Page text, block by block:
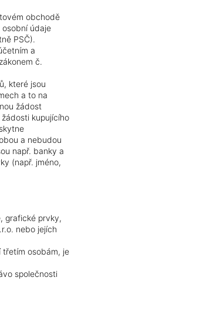
obchodě
údaje
PSČ).
a
č.
které jsou
a to na
žádost
kupujícího
a nebudou
např. banky a
(např. jméno,
grafické prvky,
nebo jejích
třetím osobám, je
společnosti